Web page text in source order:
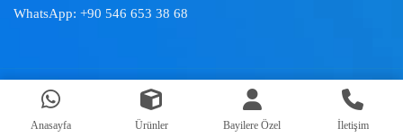
WhatsApp: +90 546 653 38 68
Doğal İklimlendirme ™ | 2024
Anasayfa Ürünler Bayilere Özel İletişim